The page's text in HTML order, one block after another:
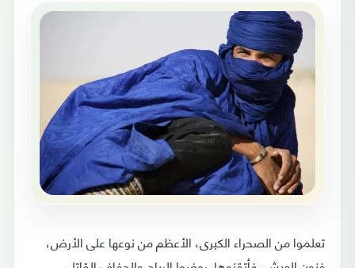
تعلموا من الصحراء الكبرى، الأعظم من نوعها على الأرض،